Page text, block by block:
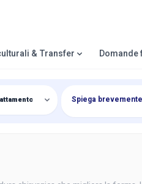
& Transfer Domande